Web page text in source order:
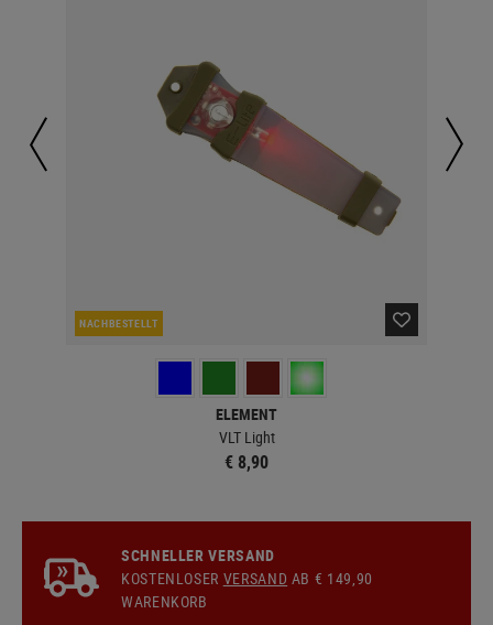
NACHBESTELLT
ELEMENT
VLT Light
€ 8,90
SCHNELLER VERSAND
KOSTENLOSER VERSAND AB € 149,90
WARENKORB